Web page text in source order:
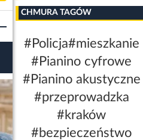
CHMURA TAGÓW
#Policja#mieszkanie
#Pianino cyfrowe
#Pianino akustyczne
#przeprowadzka
#kraków
#bezpieczeństwo